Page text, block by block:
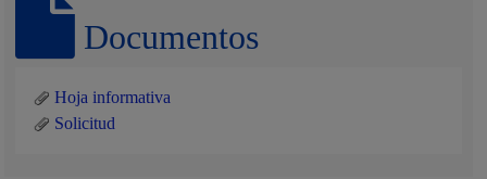
Documentos
Hoja informativa
Solicitud